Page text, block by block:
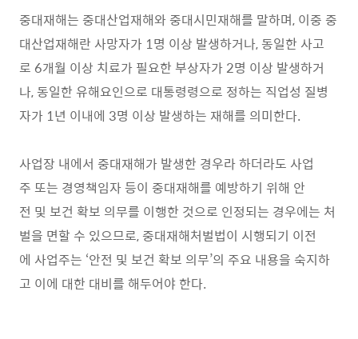
중대재해는 중대산업재해와 중대시민재해를 말하며, 이중 중
대산업재해란 사망자가 1명 이상 발생하거나, 동일한 사고
로 6개월 이상 치료가 필요한 부상자가 2명 이상 발생하거
나, 동일한 유해요인으로 대통령령으로 정하는 직업성 질병
자가 1년 이내에 3명 이상 발생하는 재해를 의미한다.
사업장 내에서 중대재해가 발생한 경우라 하더라도 사업
주 또는 경영책임자 등이 중대재해를 예방하기 위해 안
전 및 보건 확보 의무를 이행한 것으로 인정되는 경우에는 처
벌을 면할 수 있으므로, 중대재해처벌법이 시행되기 이전
에 사업주는 ‘안전 및 보건 확보 의무’의 주요 내용을 숙지하
고 이에 대한 대비를 해두어야 한다.